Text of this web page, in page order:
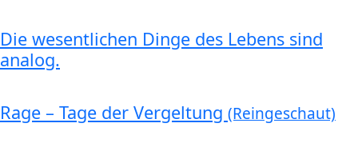
Die wesentlichen Dinge des Lebens sind
analog.
Rage – Tage der Vergeltung (Reingeschaut)